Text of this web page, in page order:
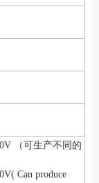
（可生产不同的
Can produce